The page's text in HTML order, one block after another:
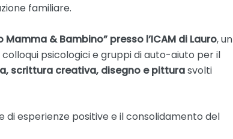
familiare.
Mamma & Bambino” presso l’ICAM di Lauro, un
psicologici e gruppi di auto-aiuto per il
scrittura creativa, disegno e pitturasvolti
di esperienze positive e il consolidamento del